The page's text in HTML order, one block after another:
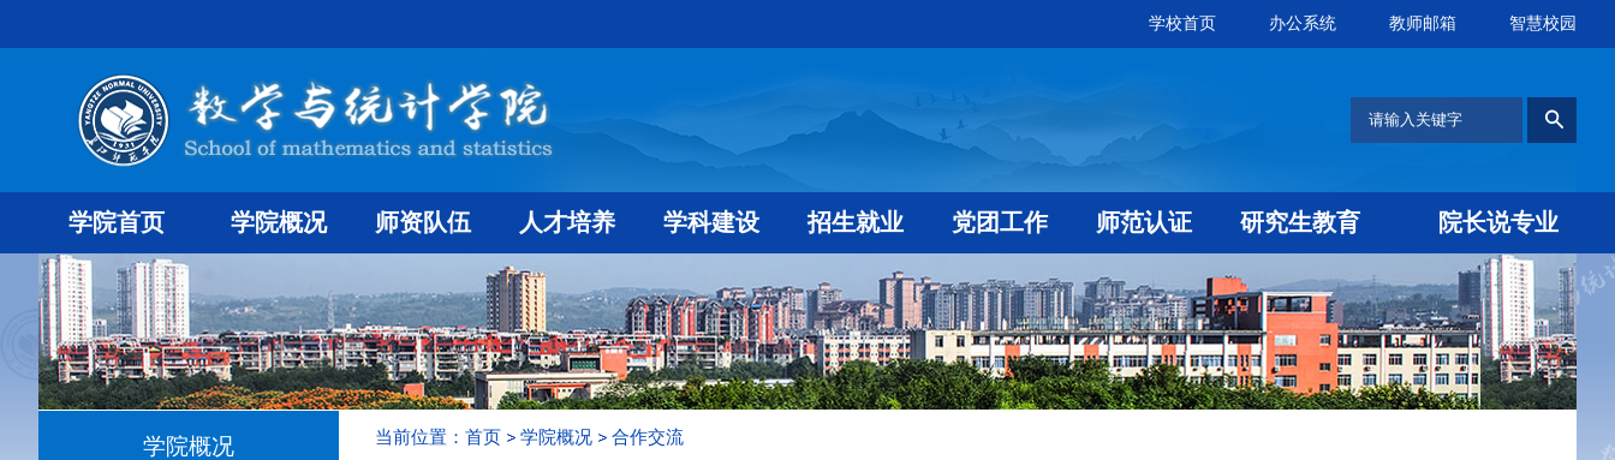
学校首页 办公系统 教师邮箱 智慧校园
学院首页 学院概况 师资队伍 人才培养 学科建设 招生就业 党团工作 师范认证 研究生教育 院长说专业
学院概况 当前位置： 首页 学院概况 合作交流